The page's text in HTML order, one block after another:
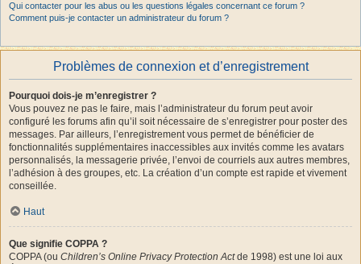
Qui contacter pour les abus ou les questions légales concernant ce forum ?
Comment puis-je contacter un administrateur du forum ?
Problèmes de connexion et d’enregistrement
Pourquoi dois-je m’enregistrer ?
Vous pouvez ne pas le faire, mais l’administrateur du forum peut avoir
configuré les forums afin qu’il soit nécessaire de s’enregistrer pour poster des
messages. Par ailleurs, l’enregistrement vous permet de bénéficier de
fonctionnalités supplémentaires inaccessibles aux invités comme les avatars
personnalisés, la messagerie privée, l’envoi de courriels aux autres membres,
l’adhésion à des groupes, etc. La création d’un compte est rapide et vivement
conseillée.
Haut
Que signifie COPPA ?
COPPA (ou Children’s Online Privacy Protection Actde 1998) est une loi aux